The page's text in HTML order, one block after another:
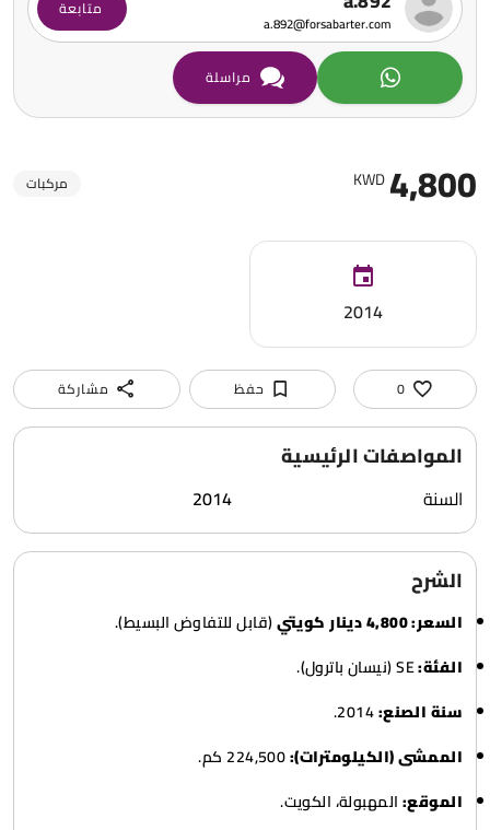
4,800
KWD مركبات
2014
0 حفظ مشاركة
المواصفات الرئيسية
السنة 2014
الشرح
السعر:4,800 دينار كويتي
(قابل للتفاوض البسيط).
الفئة:SE (نيسان باترول).
سنة الصنع:
الممشى (الكيلومترات):
الموقع:المهبولة، الكويت.
a.892@forsabarter.com
متابعة
مراسلة